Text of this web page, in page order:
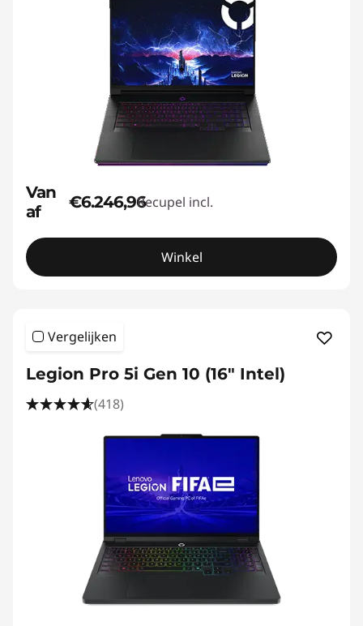
Van
af
€6.246,96Recupel incl.
Winkel
Vergelijken
Legion Pro 5i Gen 10 (16" Intel)
(418)